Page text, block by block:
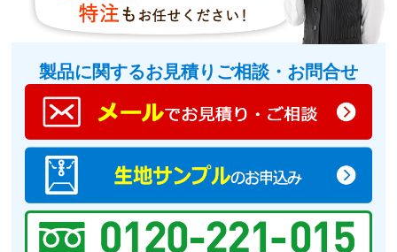
製品に関するお見積りご相談・お問合せ